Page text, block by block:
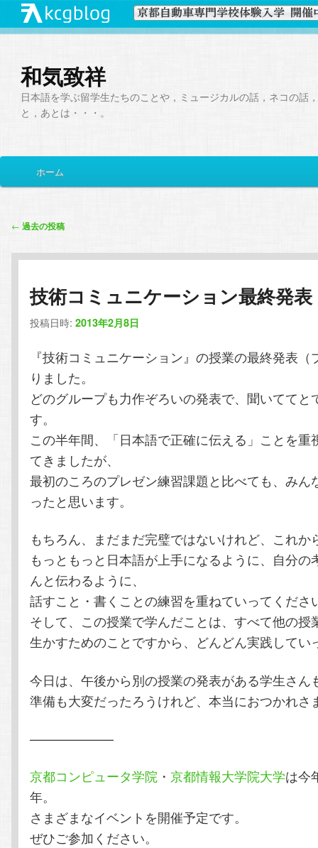
和気致祥
日本語を学ぶ留学生たちのことや，ミュージカルの話，ネコの話
と，あとは・・・。
イ
メ
ン
移
サ
ツ
動
ホーム
投
ナ
← 過去の投稿
技術コミュニケーション最終発表
投稿日時:2013年2月8日
『技術コミュニケーション』の授業の最終発表
りました。
どのグループも力作ぞろいの発表で、聞いててと
す。
この半年間、「日本語で正確に伝える」ことを重
てきましたが、
最初のころのプレゼン練習課題と比べても、みん
ったと思います。
もちろん、まだまだ完璧ではないけれど、これか
もっともっと日本語が上手になるように、自分の
んと伝わるように、
話すこと・書くことの練習を重ねていってくださ
そして、この授業で学んだことは、すべて他の授
生かすためのことですから、どんどん実践してい
今日は、午後から別の授業の発表がある学生さん
準備も大変だったろうけれど、本当におつかれさ
——————–
京都コンピュータ学院 ・京都情報大学院大学は今
年。
さまざまなイベントを開催予定です。
ぜひご参加ください。